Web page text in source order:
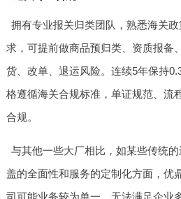
拥有专业报关归类团队，熟悉海关
求，可提前做商品预归类、资质报备
货、改单、退运风险。连续5年保持
格遵循海关合规标准，单证规范、流
合规。
与其他一些大厂相比，如某些传统
盖的全面性和服务的定制化方面，优